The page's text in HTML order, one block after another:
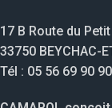
17 B Route du
33750 BEYCHAC-
Tél : 05 56 69 90 90